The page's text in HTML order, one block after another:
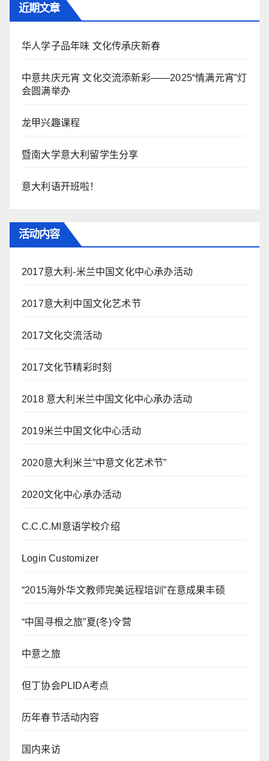
近期文章
华人学子品年味 文化传承庆新春
中意共庆元宵 文化交流添新彩——2025“情满元宵”灯
会圆满举办
龙甲兴趣课程
暨南大学意大利留学生分享
意大利语开班啦！
活动内容
2017意大利-米兰中国文化中心承办活动
2017意大利中国文化艺术节
2017文化交流活动
2017文化节精彩时刻
2018 意大利米兰中国文化中心承办活动
2019米兰中国文化中心活动
2020意大利米兰”中意文化艺术节”
2020文化中心承办活动
C.C.C.MI意语学校介绍
Login Customizer
“2015海外华文教师完美远程培训”在意成果丰硕
“中国寻根之旅”夏(冬)令营
中意之旅
但丁协会PLIDA考点
历年春节活动内容
国内来访